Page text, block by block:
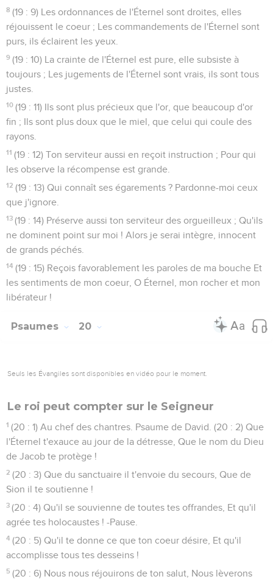
8 (19 : 9) Les ordonnances de l'Éternel sont droites, elles
réjouissent le coeur ; Les commandements de l'Éternel sont
purs, ils éclairent les yeux.
9 (19 : 10) La crainte de l'Éternel est pure, elle subsiste à
toujours ; Les jugements de l'Éternel sont vrais, ils sont tous
justes.
10 (19 : 11) Ils sont plus précieux que l'or, que beaucoup d'or
fin ; Ils sont plus doux que le miel, que celui qui coule des
rayons.
11 (19 : 12) Ton serviteur aussi en reçoit instruction ; Pour qui
les observe la récompense est grande.
12 (19 : 13) Qui connaît ses égarements ? Pardonne-moi ceux
que j'ignore.
13 (19 : 14) Préserve aussi ton serviteur des orgueilleux ; Qu'ils
ne dominent point sur moi ! Alors je serai intègre, innocent
de grands péchés.
14 (19 : 15) Reçois favorablement les paroles de ma bouche Et
les sentiments de mon coeur, O Éternel, mon rocher et mon
libérateur !
Psaumes 20
Seuls les Évangiles sont disponibles en vidéo pour le moment.
Le roi peut compter sur le Seigneur
1 (20 : 1) Au chef des chantres. Psaume de David. (20 : 2) Que
l'Éternel t'exauce au jour de la détresse, Que le nom du Dieu
de Jacob te protège !
2 (20 : 3) Que du sanctuaire il t'envoie du secours, Que de
Sion il te soutienne !
3 (20 : 4) Qu'il se souvienne de toutes tes offrandes, Et qu'il
agrée tes holocaustes ! -Pause.
4 (20 : 5) Qu'il te donne ce que ton coeur désire, Et qu'il
accomplisse tous tes desseins !
5 (20 : 6) Nous nous réjouirons de ton salut, Nous lèverons